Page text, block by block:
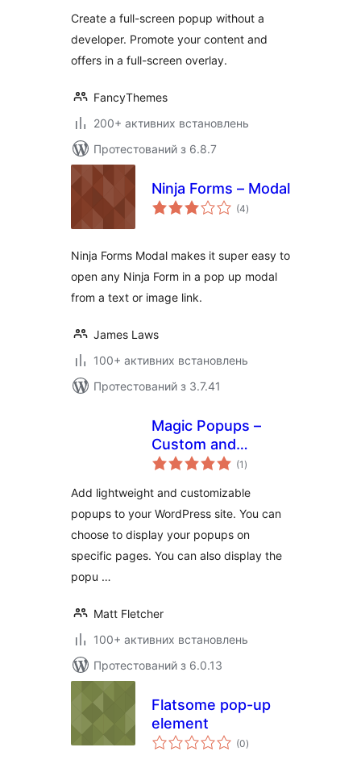
Create a full-screen popup without a
developer. Promote your content and
offers in a full-screen overlay.
FancyThemes
200+ активних встановлень
Протестований з 6.8.7
Ninja Forms – Modal
(4загальний
рейтинг
)
Ninja Forms Modal makes it super easy to
open any Ninja Form in a pop up modal
from a text or image link.
James Laws
100+ активних встановлень
Протестований з 3.7.41
Magic Popups –
Custom and
Lightweight (1 загальний
рейтинг
)
Add lightweight and customizable
popups to your WordPress site. You can
choose to display your popups on
specific pages. You can also display the
popu …
Matt Fletcher
100+ активних встановлень
Протестований з 6.0.13
Flatsome pop-up
element
(0загальний
рейтинг
)